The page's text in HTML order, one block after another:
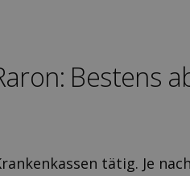
Bestens
tätig. Je